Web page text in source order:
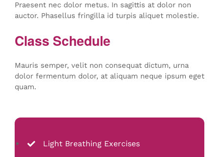
Praesent nec dolor metus. In sagittis at dolor non
auctor. Phasellus fringilla id turpis aliquet molestie.
Class Schedule
Mauris semper, velit non consequat dictum, urna
dolor fermentum dolor, at aliquam neque ipsum eget
quam.
Light Breathing Exercises